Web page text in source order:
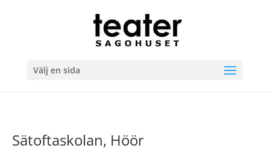
Välj en sida
Sätoftaskolan, Höör